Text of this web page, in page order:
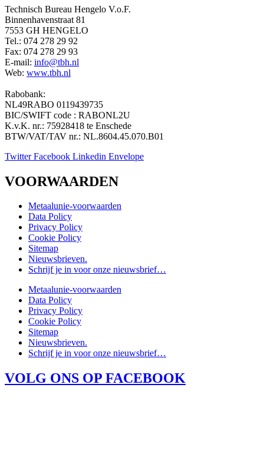
Technisch Bureau Hengelo V.o.F.
Binnenhavenstraat 81
7553 GH HENGELO
Tel.: 074 278 29 92
Fax: 074 278 29 93
E-mail: info@tbh.nl
Web: www.tbh.nl
Rabobank:
NL49RABO 0119439735
BIC/SWIFT code : RABONL2U
K.v.K. nr.: 75928418 te Enschede
BTW/VAT/TAV nr.: NL.8604.45.070.B01
Twitter Facebook Linkedin Envelope
VOORWAARDEN
Metaalunie-voorwaarden
Data Policy
Privacy Policy
Cookie Policy
Sitemap
Nieuwsbrieven.
Schrijf je in voor onze nieuwsbrief…
Metaalunie-voorwaarden
Data Policy
Privacy Policy
Cookie Policy
Sitemap
Nieuwsbrieven.
Schrijf je in voor onze nieuwsbrief…
VOLG ONS OP FACEBOOK